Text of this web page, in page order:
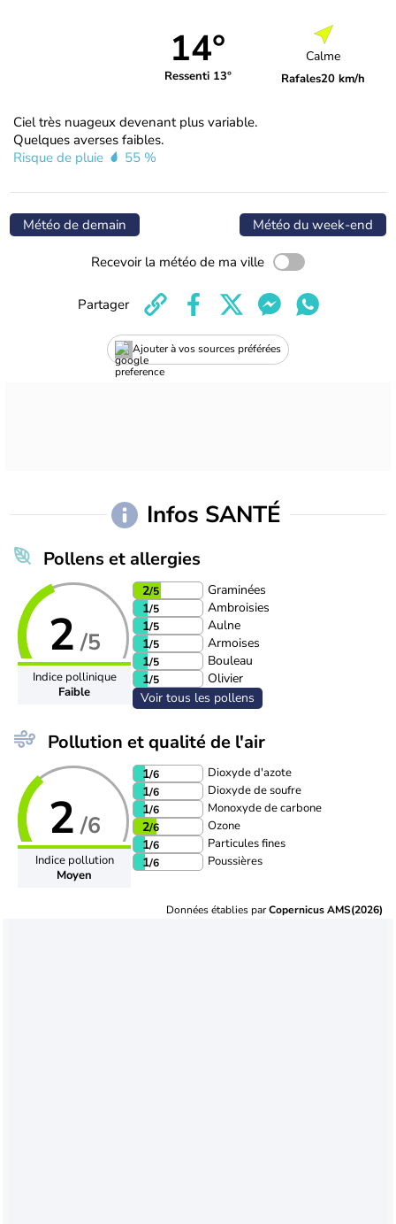
14°
Ressenti 13°
Calme
Rafales20 km/h
Ciel très nuageux devenant plus variable.
Quelques averses faibles.
Risque de pluie
55 %
Météo de demain Météo du week-end
Recevoir la météo de ma ville
Ajouter à vos sources préférées
Partager
Infos SANTÉ
Pollens et allergies
2 /5
Indice pollinique
Faible
2/5
Graminées
1/5
Ambroisies
1/5
Aulne
1/5
Armoises
1/5
Bouleau
1/5
Olivier
Voir tous les pollens
Pollution et qualité de l'air
2 /6
Indice pollution
Moyen
1/6 Dioxyde d'azote
1/6 Dioxyde de soufre
1/6 Monoxyde de carbone
2/6 Ozone
1/6 Particules fines
1/6 Poussières
Données établies parCopernicus AMS(2026)